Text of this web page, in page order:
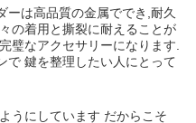
ーは高品質の金属ででき,耐久
の着用と撕裂に耐えることが
璧なアクセサリーになります.
で 鍵を整理したい人にとって
うにしています だからこそ